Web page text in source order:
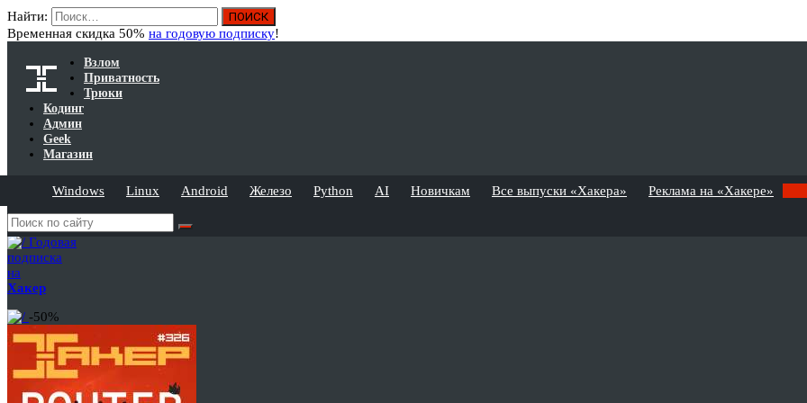
Найти:
Временная скидка 50% на годовую подписку!
Взлом
Приватность
Трюки
Кодинг
Админ
Geek
Магазин
Windows Linux Android Железо Python AI Новичкам Все выпуски «Хакера» Реклама на «Хакере»
Годовая
подписка
на
Хакер
-50%